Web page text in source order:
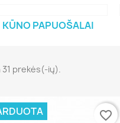
KŪNO PAPUOŠALAI
31 prekės(-ių).
favorite_border